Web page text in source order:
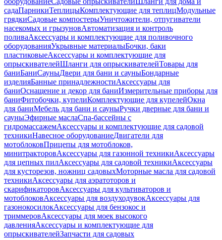
садаПарникиТеплицыКомплектующие для теплицМодульные
грядкиСадовые компостерыУничтожители, отпугиватели
насекомых и грызуновАвтоматизация и контроль
поливаАксессуары и комплектующие для поливочного
оборудованияУкрывные материалыБочки, баки
пластиковыеАксессуары и комплектующие для
опрыскивателейШланги для опрыскивателейТовары для
баниБаниСауныДвери для бани и сауныБондарные
изделияБанные принадлежностиАксессуары для
баниОснащение и декор для баниИзмерительные приборы для
баниФитобочки, купелиКомплектующие для купелейОкна
для баниМебель для бани и сауныРучки дверные для бани и
сауныЭфирные маслаСпа-бассейны с
гидромассажемАксессуары и комплектующие для садовой
техникиНавесное оборудованиеДвигатели для
мотоблоковПрицепы для мотоблоков,
минитракторовАксессуары для газонной техникиАксессуары
для цепных пилАксессуары для садовой техникиАксессуары
для кусторезов, ножниц садовыхМоторные масла для садовой
техникиАксессуары для аэратоторов и
скарификаторовАксессуары для культиваторов и
мотоблоковАксессуары для воздуходувокАксессуары для
газонокосилокАксессуары для бензокос и
триммеровАксессуары для моек высокого
давленияАксессуары и комплектующие для
опрыскивателейЗапчасти для садовых